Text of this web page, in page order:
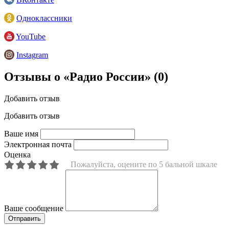
Одноклассники
YouTube
Instagram
Отзывы о «Радио России» (0)
Добавить отзыв
Добавить отзыв
Ваше имя
Электронная почта
Оценка
Пожалуйста, оцените по 5 бальной шкале
Ваше сообщение